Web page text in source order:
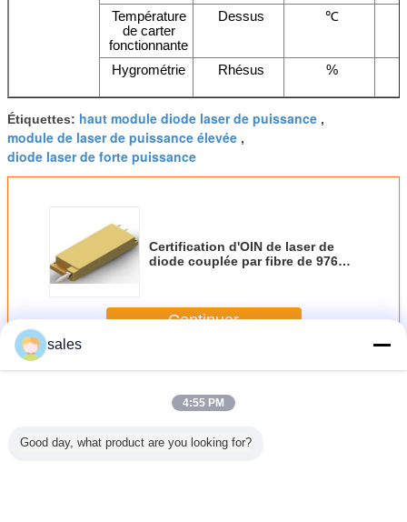
Température
de carter
fonctionnante
Dessus ℃
Hygrométrie Rhésus %
Étiquettes: haut module diode laser de puissance ,
module de laser de puissance élevée ,
diode laser de forte puissance
Certification d'OIN de laser de
diode couplée par fibre de 976nm
Continuer
PlusLa fibre a couplé le laser de diode
sales
4:55 PM
Good day, what product are you looking for?